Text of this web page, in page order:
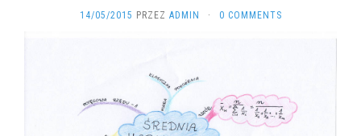
14/05/2015 PRZEZ ADMIN · 0 COMMENTS